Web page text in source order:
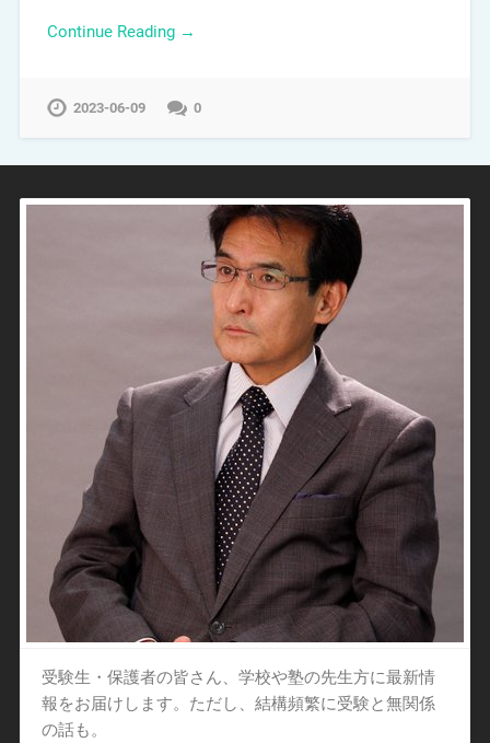
Continue Reading →
2023-06-09 0
受験生・保護者の皆さん、学校や塾の先生方に最新情
報をお届けします。ただし、結構頻繁に受験と無関係
の話も。